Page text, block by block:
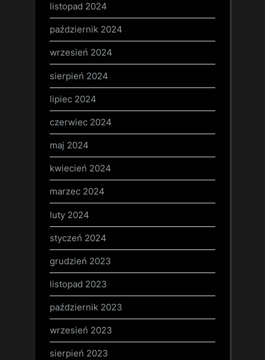
listopad 2024
październik 2024
wrzesień 2024
sierpień 2024
lipiec 2024
czerwiec 2024
maj 2024
kwiecień 2024
marzec 2024
luty 2024
styczeń 2024
grudzień 2023
listopad 2023
październik 2023
wrzesień 2023
sierpień 2023